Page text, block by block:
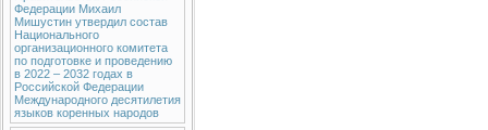
Федерации Михаил
Мишустин утвердил состав
Национального
организационного комитета
по подготовке и проведению
в 2022 – 2032 годах в
Российской Федерации
Международного десятилетия
языков коренных народов